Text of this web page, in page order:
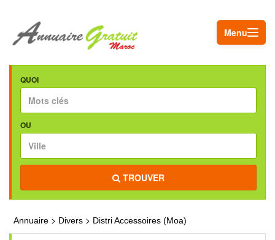
Menu
QUOI
OU
TROUVER
Annuaire > Divers > Distri Accessoires (Moa)